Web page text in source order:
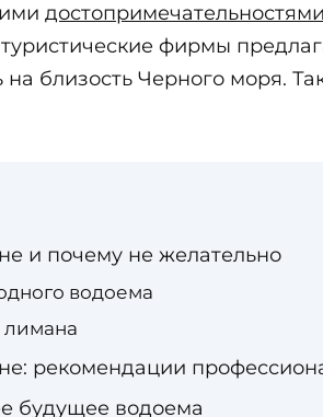
достопримечательностями
фирмы
близость Черного моря.
и почему не желательно
водоема
лимана
рекомендации
будущее водоема